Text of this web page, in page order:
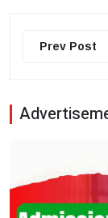
Prev Post